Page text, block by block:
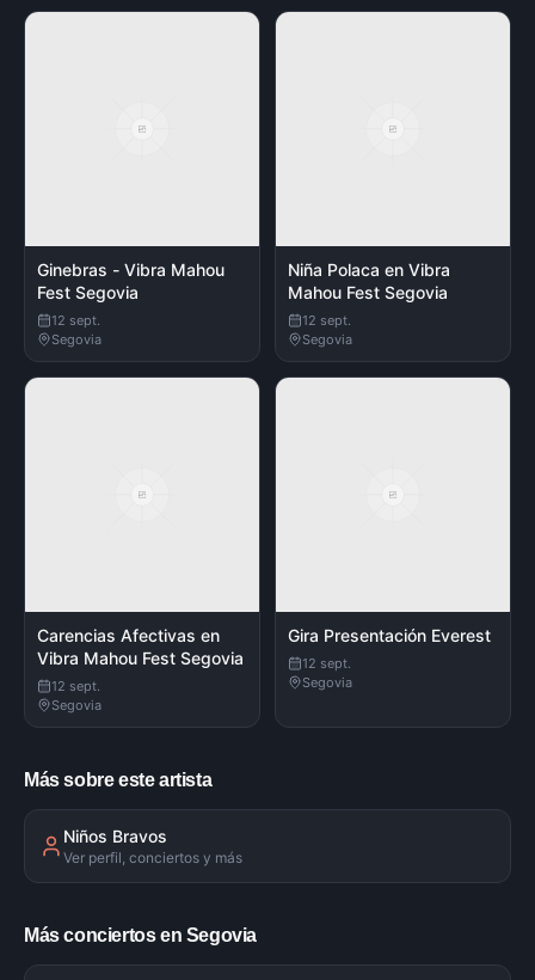
Ginebras - Vibra Mahou
Fest Segovia
12 sept.
Segovia
Niña Polaca en Vibra
Mahou Fest Segovia
12 sept.
Segovia
Carencias Afectivas en
Vibra Mahou Fest Segovia
12 sept.
Segovia
Gira Presentación Everest
12 sept.
Segovia
Más sobre este artista
Niños Bravos
Ver perfil, conciertos y más
Más conciertos en Segovia